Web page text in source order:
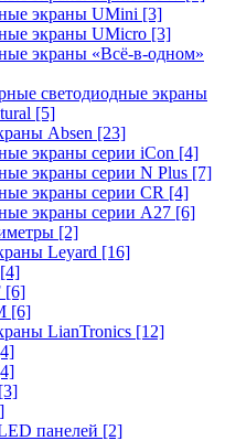
экраны UMini [3]
экраны UMicro [3]
экраны «Всё-в-одном»
светодиодные экраны
[5]
Absen [23]
экраны серии iCon [4]
экраны серии N Plus [7]
экраны серии CR [4]
экраны серии А27 [6]
[2]
Leyard [16]
[4]
[6]
[6]
LianTronics [12]
[3]
панелей [2]